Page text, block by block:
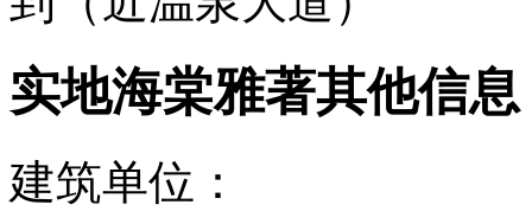
实地海棠雅著其他信息
建筑单位：